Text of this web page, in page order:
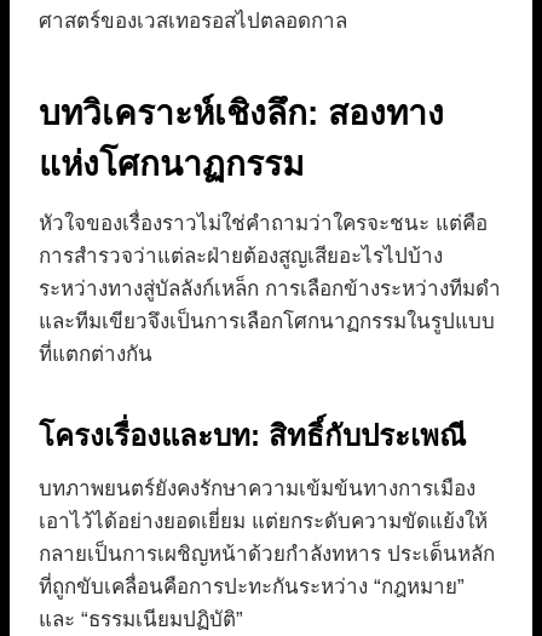
ศาสตร์ของเวสเทอรอสไปตลอดกาล
บทวิเคราะห์เชิงลึก: สองทาง
แห่งโศกนาฏกรรม
หัวใจของเรื่องราวไม่ใช่คำถามว่าใครจะชนะ แต่คือ
การสำรวจว่าแต่ละฝ่ายต้องสูญเสียอะไรไปบ้าง
ระหว่างทางสู่บัลลังก์เหล็ก การเลือกข้างระหว่างทีมดำ
และทีมเขียวจึงเป็นการเลือกโศกนาฏกรรมในรูปแบบ
ที่แตกต่างกัน
โครงเรื่องและบท: สิทธิ์กับประเพณี
บทภาพยนตร์ยังคงรักษาความเข้มข้นทางการเมือง
เอาไว้ได้อย่างยอดเยี่ยม แต่ยกระดับความขัดแย้งให้
กลายเป็นการเผชิญหน้าด้วยกำลังทหาร ประเด็นหลัก
ที่ถูกขับเคลื่อนคือการปะทะกันระหว่าง “กฎหมาย”
และ “ธรรมเนียมปฏิบัติ”